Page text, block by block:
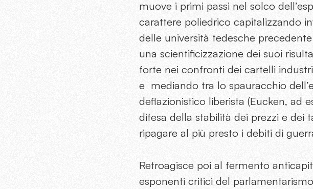
muove i primi passi nel solco
carattere poliedrico capitalizzando
delle università tedesche
una scientificizzazione dei suoi
forte nei confronti dei cartelli
e mediando tra lo spauracchio
deflazionistico liberista (Eucken, ad
difesa della stabilità dei prezzi e dei
ripagare al più presto i debiti di
Retroagisce poi al fermento
esponenti critici del